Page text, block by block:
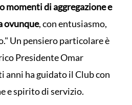
momenti di aggregazione e
ovunque, con entusiasmo,
Un pensiero particolare è
Presidente Omar
anni ha guidato il Club con
e spirito di servizio.